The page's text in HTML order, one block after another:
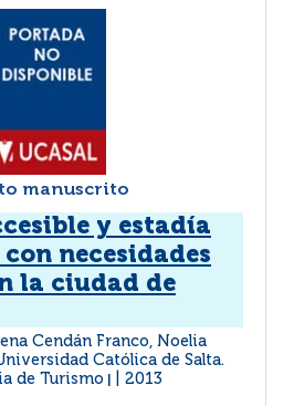
manuscrito
y estadía
necesidades
la ciudad de
Cendán Franco, Noelia
Católica de Salta.
de Turismo
2013